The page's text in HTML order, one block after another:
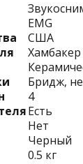
EMG
США
Хамбакер
Бридж,
4
Есть
Нет
Черный
0.5 кг